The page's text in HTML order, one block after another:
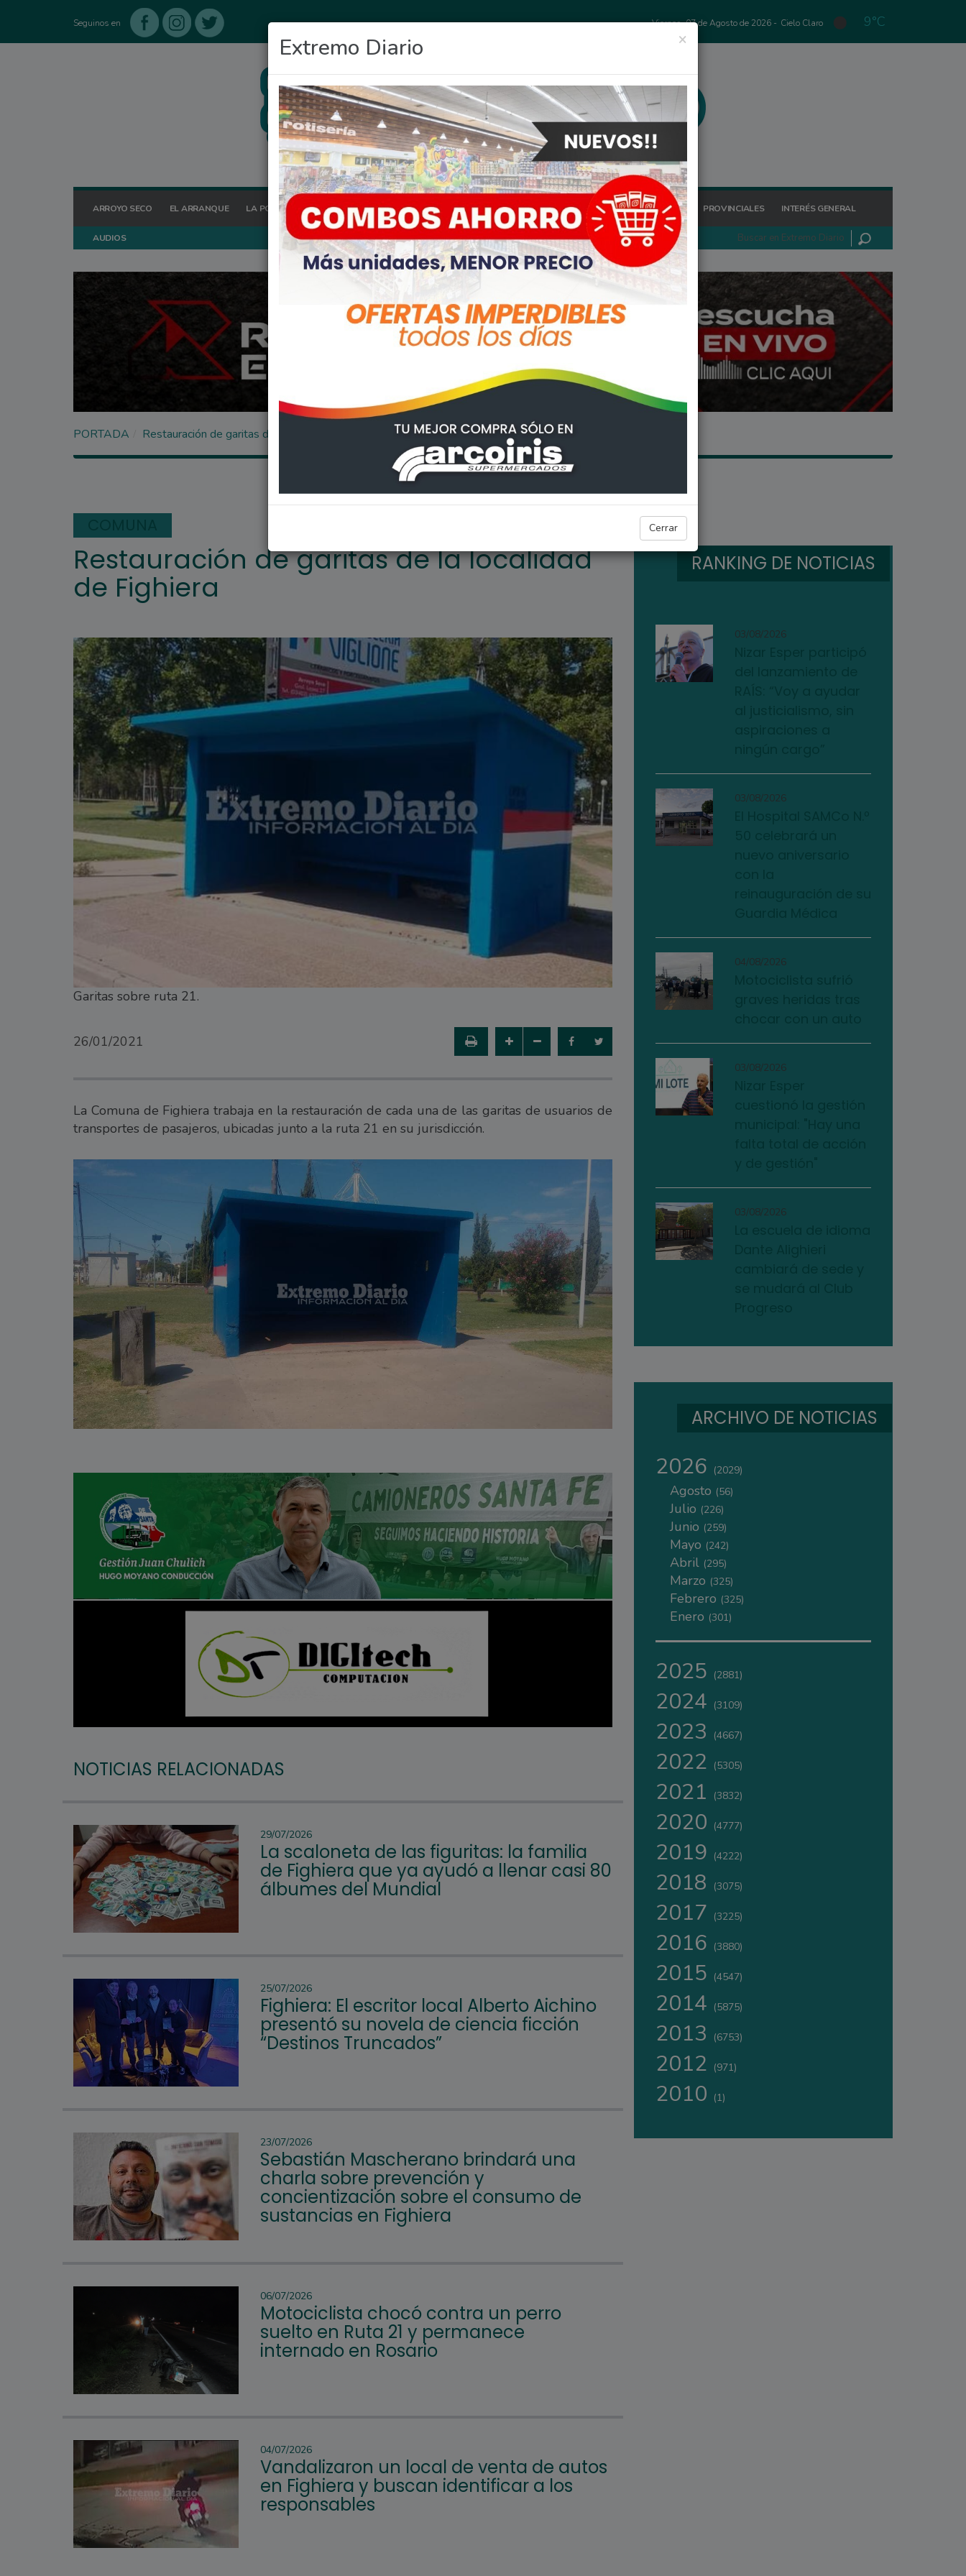
Seguinos en Viernes, 07 de Agosto de 2026 - Cielo Claro 9°C
ARROYO SECO EL ARRANQUE LA POSTA HOY OCIO DEPORTES FIGHIERA GENERAL LAGOS POLICIALES REGIONALES PROVINCIALES INTERÉS GENERAL
AUDIOS
×
Extremo Diario
Cerrar
PORTADA Restauración de garitas de la localidad de Fighiera
FIGHIERA
Restauración de garitas de la localidad
de Fighiera
Garitas sobre ruta 21.
26/01/2021
La Comuna de Fighiera trabaja en la restauración de cada una de las garitas de usuarios de
transportes de pasajeros, ubicadas junto a la ruta 21 en su jurisdicción.
NOTICIAS RELACIONADAS
29/07/2026
La scaloneta de las figuritas: la familia
de Fighiera que ya ayudó a llenar casi 80
álbumes del Mundial
25/07/2026
Fighiera: El escritor local Alberto Aichino
presentó su novela de ciencia ficción
“Destinos Truncados”
23/07/2026
Sebastián Mascherano brindará una
charla sobre prevención y
concientización sobre el consumo de
sustancias en Fighiera
06/07/2026
Motociclista chocó contra un perro
suelto en Ruta 21 y permanece
internado en Rosario
04/07/2026
Vandalizaron un local de venta de autos
en Fighiera y buscan identificar a los
responsables
RANKING DE NOTICIAS
03/08/2026
03/08/2026
04/08/2026
03/08/2026
03/08/2026
ARCHIVO DE NOTICIAS
2026 (2029)
Agosto (56)
Julio (226)
Junio (259)
Mayo (242)
Abril (295)
Marzo (325)
Febrero (325)
Enero (301)
2025 (2881)
2024 (3109)
2023 (4667)
2022 (5305)
2021 (3832)
2020 (4777)
2019 (4222)
2018 (3075)
2017 (3225)
2016 (3880)
2015 (4547)
2014 (5875)
2013 (6753)
2012 (971)
2010 (1)